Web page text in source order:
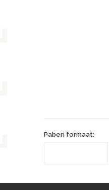
Paberi formaat: